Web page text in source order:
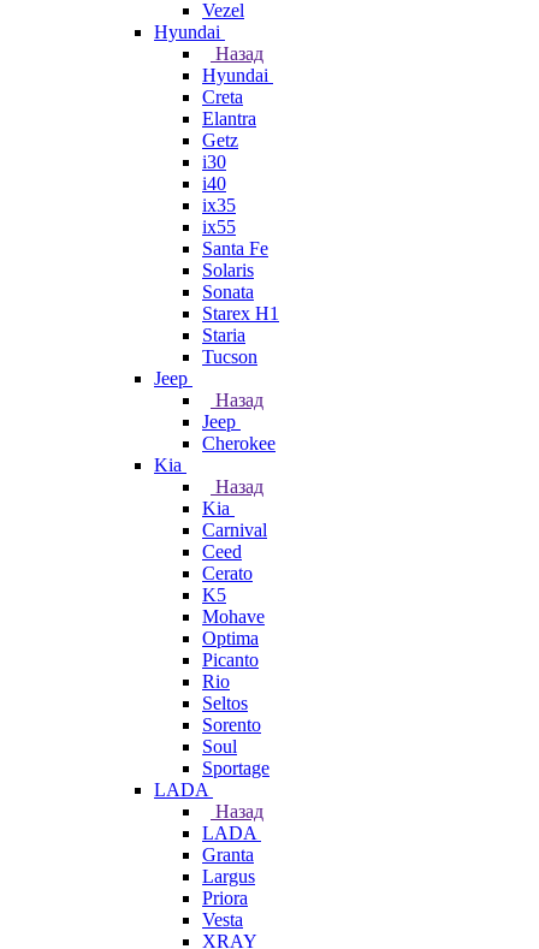
Vezel
Hyundai
Назад
Hyundai
Creta
Elantra
Getz
i30
i40
ix35
ix55
Santa Fe
Solaris
Sonata
Starex H1
Staria
Tucson
Jeep
Назад
Jeep
Cherokee
Kia
Назад
Kia
Carnival
Ceed
Cerato
K5
Mohave
Optima
Picanto
Rio
Seltos
Sorento
Soul
Sportage
LADA
Назад
LADA
Granta
Largus
Priora
Vesta
XRAY